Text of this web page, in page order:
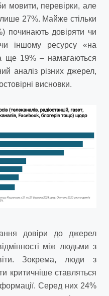
мовити, перевірки, але
27%. Майже стільки
починають довіряти чи
іншому ресурсу «на
ще 19% – намагаються
аналіз різних джерел,
висновки.
довіри до джерел
між людьми з
Зокрема, люди з
критичніше ставляться
Серед них 24%